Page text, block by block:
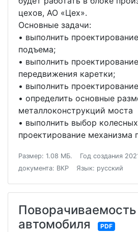
цехов, АО «Цех».
Основные задачи:
• выполнить
подъема;
• выполнить
передвижения каретки;
• выполнить
• определить основные
металлоконструкций моста
• выполнить выбор
проектирование механизма
Размер: 1.08 МБ. Год создания
документа: ВКР
Язык: русский
Поворачиваемость
автомобиля
PDF